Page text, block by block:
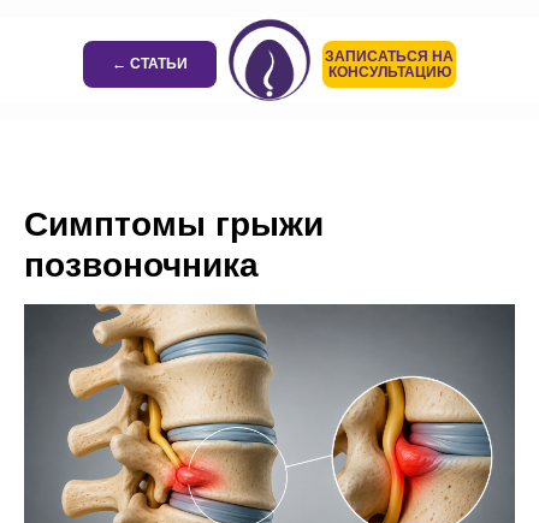
← СТАТЬИ
ЗАПИСАТЬСЯ НА
КОНСУЛЬТАЦИЮ
Симптомы грыжи
позвоночника